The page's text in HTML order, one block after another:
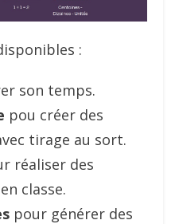
:
son temps.
pou créer des
tirage au sort.
réaliser des
classe.
pour générer des